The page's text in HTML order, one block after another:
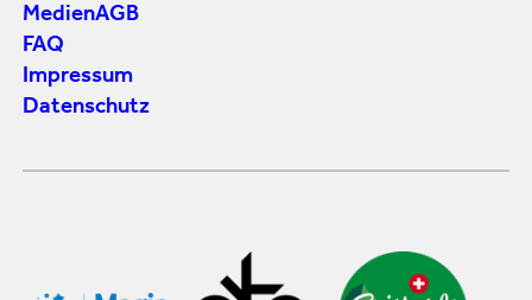
MedienAGB
FAQ
Impressum
Datenschutz